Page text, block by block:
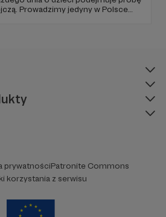
Prowadzimy jedyny w Polsce
prywatnościPatronite Commons
korzystania z serwisu